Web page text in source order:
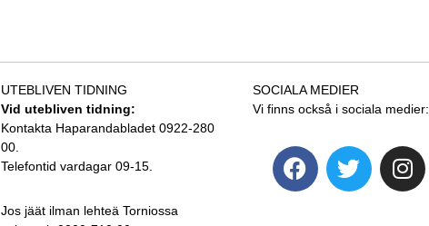
UTEBLIVEN TIDNING
Vid utebliven tidning:
Kontakta Haparandabladet 0922-280
00.
Telefontid vardagar 09-15.
Jos jäät ilman lehteä Torniossa
SOCIALA MEDIER
Vi finns också i sociala medier: